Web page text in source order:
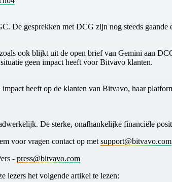
De gesprekken met DCG zijn nog steeds
ook blijkt uit de open brief van Gemini aan
geen impact heeft voor Bitvavo klanten.
heeft op de klanten van Bitvavo, haar
De sterke, onafhankelijke financiële
voor vragen contact op met support@bitvavo.com
- press@bitvavo.com
lezers het volgende artikel te lezen: